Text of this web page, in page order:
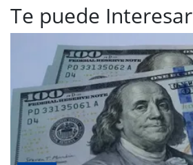
Te puede Interesar